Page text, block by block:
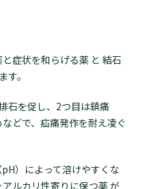
症状を和らげる薬 と 結石
。
石を促し、2つ目は鎮痛
どで、疝痛発作を耐え凌ぐ
）によって溶けやすくな
ルカリ性寄りに保つ薬 が